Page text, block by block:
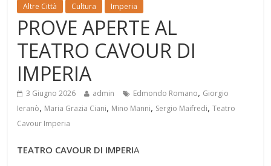
Altre Città Cultura Imperia
PROVE APERTE AL
TEATRO CAVOUR DI
IMPERIA
3 Giugno 2026 admin Edmondo Romano, Giorgio
Ieranò, Maria Grazia Ciani, Mino Manni, Sergio Maifredi,Teatro
Cavour Imperia
TEATRO CAVOUR DI IMPERIA